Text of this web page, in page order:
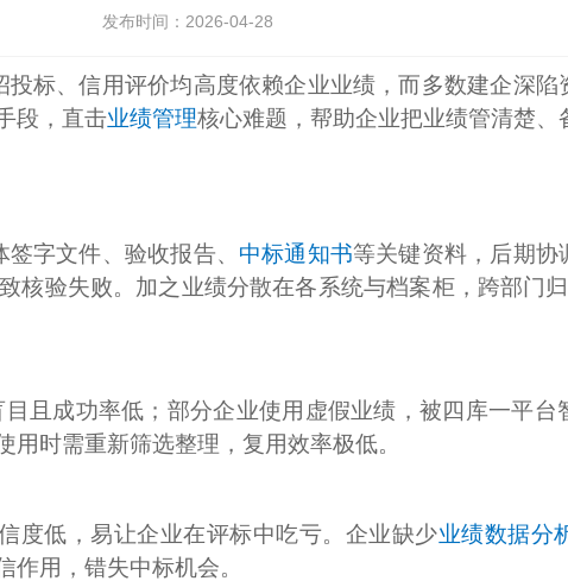
发布时间：2026-04-28
标、信用评价均高度依赖企业业绩，而多数建企深陷
段，直击业绩管理核心难题，帮助企业把业绩管清楚、
字文件、验收报告、 中标通知书等关键资料，后期协
核验失败。加之业绩分散在各系统与档案柜，跨部门
且成功率低；部分企业使用虚假业绩，被四库一平
时需重新筛选整理，复用效率极低。
度低，易让企业在评标中吃亏。企业缺少业绩数据分
用，错失中标机会。